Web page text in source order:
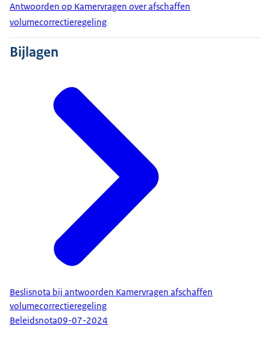
Antwoorden op Kamervragen over afschaffen
volumecorrectieregeling
Bijlagen
Beslisnota bij antwoorden Kamervragen afschaffen
volumecorrectieregeling
Beleidsnota09-07-2024